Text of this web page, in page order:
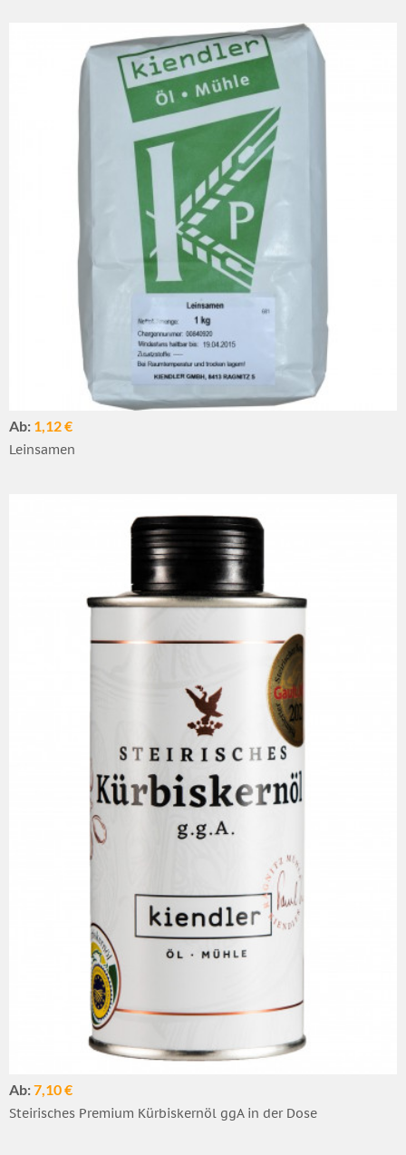
Ab: 1,12 €
Leinsamen
Ab:7,10 €
Steirisches Premium Kürbiskernöl ggA in der Dose